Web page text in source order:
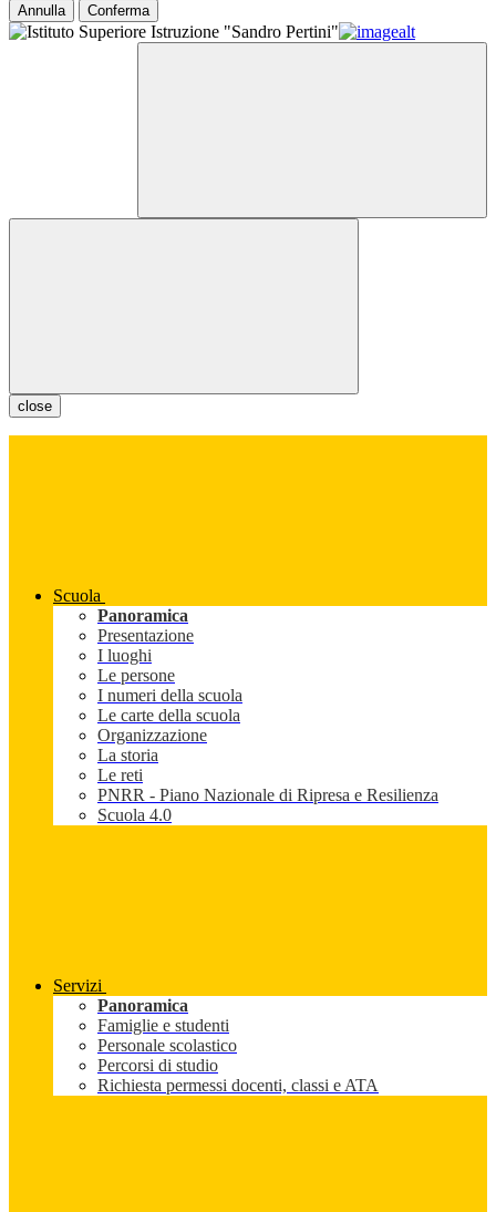
Annulla Conferma
close
Scuola
Panoramica
Presentazione
I luoghi
Le persone
I numeri della scuola
Le carte della scuola
Organizzazione
La storia
Le reti
PNRR - Piano Nazionale di Ripresa e Resilienza
Scuola 4.0
Servizi
Panoramica
Famiglie e studenti
Personale scolastico
Percorsi di studio
Richiesta permessi docenti, classi e ATA